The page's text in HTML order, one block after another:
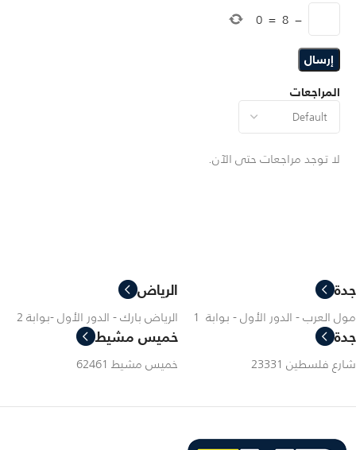
المراجعات
لا توجد مراجعات حتى الآن.
−
8
=
0
جدة
مول العرب - الدور الأول - بوابة 1
الرياض
الرياض بارك - الدور الأول -بوابة 2
جدة
شارع فلسطين 23331
خميس مشيط
خميس مشيط 62461